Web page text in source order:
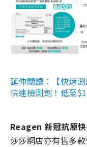
延伸閱讀：【快速
快速檢測劑！低至
Reagen 新冠抗原
莎莎網店亦有售多